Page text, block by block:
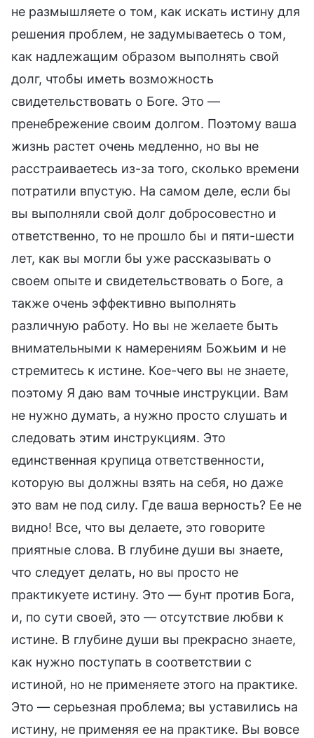
не размышляете о том, как искать истину для
решения проблем, не задумываетесь о том,
как надлежащим образом выполнять свой
долг, чтобы иметь возможность
свидетельствовать о Боге. Это —
пренебрежение своим долгом. Поэтому ваша
жизнь растет очень медленно, но вы не
расстраиваетесь из-за того, сколько времени
потратили впустую. На самом деле, если бы
вы выполняли свой долг добросовестно и
ответственно, то не прошло бы и пяти-шести
лет, как вы могли бы уже рассказывать о
своем опыте и свидетельствовать о Боге, а
также очень эффективно выполнять
различную работу. Но вы не желаете быть
внимательными к намерениям Божьим и не
стремитесь к истине. Кое-чего вы не знаете,
поэтому Я даю вам точные инструкции. Вам
не нужно думать, а нужно просто слушать и
следовать этим инструкциям. Это
единственная крупица ответственности,
которую вы должны взять на себя, но даже
это вам не под силу. Где ваша верность? Ее не
видно! Все, что вы делаете, это говорите
приятные слова. В глубине души вы знаете,
что следует делать, но вы просто не
практикуете истину. Это — бунт против Бога,
и, по сути своей, это — отсутствие любви к
истине. В глубине души вы прекрасно знаете,
как нужно поступать в соответствии с
истиной, но не применяете этого на практике.
Это — серьезная проблема; вы уставились на
истину, не применяя ее на практике. Вы вовсе